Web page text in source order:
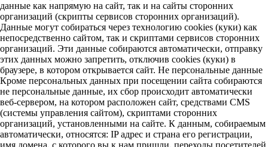
данные как напрямую на сайт, так и на сайты сторонних
организаций (скрипты сервисов сторонних организаций).
Данные могут собираться через технологию cookies (куки) как
непосредственно сайтом, так и скриптами сервисов сторонних
организаций. Эти данные собираются автоматически, отправку
этих данных можно запретить, отключив cookies (куки) в
браузере, в котором открывается сайт. Не персональные данные
Кроме персональных данных при посещении сайта собираются
не персональные данные, их сбор происходит автоматически
веб-сервером, на котором расположен сайт, средствами CMS
(системы управления сайтом), скриптами сторонних
организаций, установленными на сайте. К данным, собираемым
автоматически, относятся: IP адрес и страна его регистрации,